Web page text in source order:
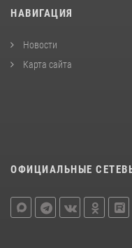
НАВИГАЦИЯ
Новости
Карта сайта
ОФИЦИАЛЬНЫЕ